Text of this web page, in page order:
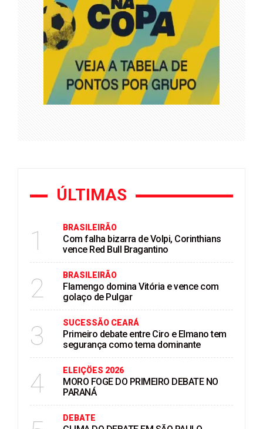
ÚLTIMAS
1 BRASILEIRÃO
Com falha bizarra de Volpi, Corinthians
vence Red Bull Bragantino
2 BRASILEIRÃO
Flamengo domina Vitória e vence com
golaço de Pulgar
3 SUCESSÃO CEARÁ
Primeiro debate entre Ciro e Elmano tem
segurança como tema dominante
4 ELEIÇÖES 2026
MORO FOGE DO PRIMEIRO DEBATE NO
PARANÁ
DEBATE